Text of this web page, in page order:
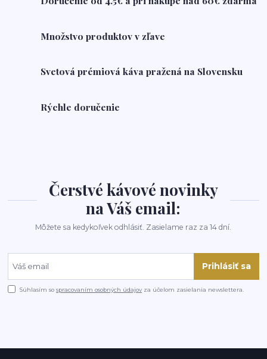
Množstvo produktov v zľave
Svetová prémiová káva pražená na Slovensku
Rýchle doručenie
Čerstvé kávové novinky
na Váš email:
Môžete sa kedykoľvek odhlásiť. Zasielame raz za 14 dní.
Prihlásiť sa
Súhlasím sospracovaním osobných údajov za účelom zasielania newslettera.